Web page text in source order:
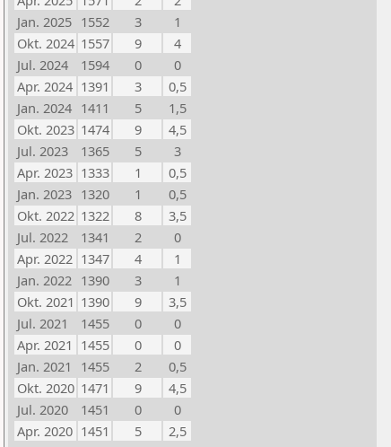
Jan. 2025 1552 3
1
Okt. 2024 1557 9
4
Jul. 2024
1594 0
0
Apr. 2024 1391 3
0,5
Jan. 2024 1411 5
1,5
Okt. 2023 1474 9
4,5
Jul. 2023
1365 5
3
Apr. 2023 1333 1
0,5
Jan. 2023 1320 1
0,5
Okt. 2022 1322 8
3,5
Jul. 2022
1341 2
0
Apr. 2022 1347 4
1
Jan. 2022 1390 3
1
Okt. 2021 1390 9
3,5
Jul. 2021
1455 0
0
Apr. 2021 1455 0
0
Jan. 2021
1455 2
0,5
Okt. 2020 1471 9
4,5
Jul. 2020
1451 0
0
Apr. 2020 1451 5
2,5